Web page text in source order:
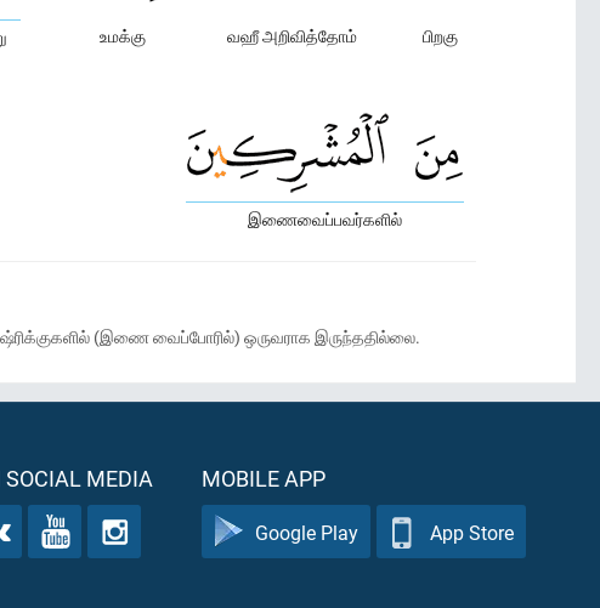
பிறகு
வஹீ அறிவித்தோம்
உமக்கு
இணைவைப்பவர்களில்
(இணை வைப்போரில்) ஒருவராக இருந்ததில்லை.
SOCIAL MEDIA MOBILE APP
Google Play App Store